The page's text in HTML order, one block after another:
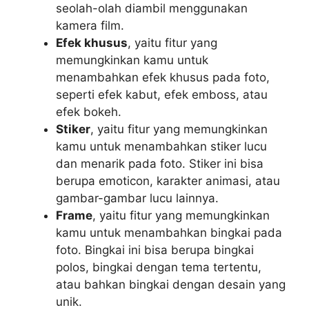
seolah-olah diambil menggunakan
kamera film.
Efek khusus, yaitu fitur yang
memungkinkan kamu untuk
menambahkan efek khusus pada foto,
seperti efek kabut, efek emboss, atau
efek bokeh.
Stiker, yaitu fitur yang memungkinkan
kamu untuk menambahkan stiker lucu
dan menarik pada foto. Stiker ini bisa
berupa emoticon, karakter animasi, atau
gambar-gambar lucu lainnya.
Frame, yaitu fitur yang memungkinkan
kamu untuk menambahkan bingkai pada
foto. Bingkai ini bisa berupa bingkai
polos, bingkai dengan tema tertentu,
atau bahkan bingkai dengan desain yang
unik.